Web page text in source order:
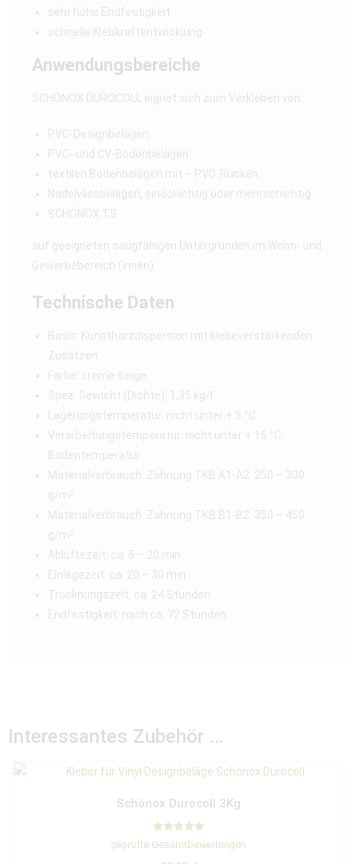
sehr hohe Endfestigkeit
schnelle Klebkraftentwicklung
Anwendungsbereiche
SCHÖNOX DUROCOLL eignet sich zum Verkleben von:
PVC-Designbelägen
PVC- und CV-Bodenbelägen
textilen Bodenbelägen mit – PVC-Rücken
Nadelvliesbelägen, einschichtig oder mehrschichtig
SCHÖNOX TS
auf geeigneten saugfähigen Untergründen im Wohn- und
Gewerbebereich (innen).
Technische Daten
Basis: Kunstharzdispersion mit klebeverstärkenden
Zusätzen
Farbe: creme-beige
Spez. Gewicht (Dichte): 1,35 kg/l
Lagerungstemperatur: nicht unter + 5 °C
Verarbeitungstemperatur: nicht unter + 15 °C
Bodentemperatur
Materialverbrauch: Zahnung TKB A1-A2: 250 – 300
g/m²
Materialverbrauch: Zahnung TKB B1-B2: 350 – 450
g/m²
Ablüftezeit: ca. 5 – 20 min
Einlegezeit: ca. 20 – 30 min
Trocknungszeit: ca. 24 Stunden
Endfestigkeit: nach ca. 72 Stunden
Interessantes Zubehör …
Schönox Durocoll 3Kg
Bewertet mit
5.00
geprüfte Gesamtbewertungen